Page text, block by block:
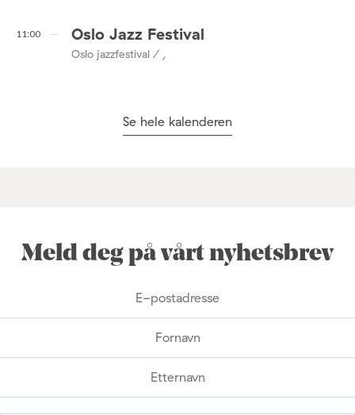
11:00 Oslo Jazz Festival
Oslo jazzfestival / ,
Se hele kalenderen
Meld deg på vårt nyhetsbrev